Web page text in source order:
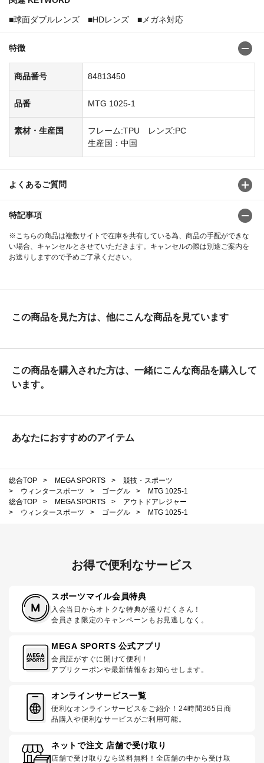
■球面ダブルレンズ ■HDレンズ ■メガネ対応
特徴
商品番号 84813450
品番 MTG 1025-1
素材・生産国
フレーム:TPU レンズ:PC
生産国：中国
よくあるご質問
特記事項
※こちらの商品は複数サイトで在庫を共有している為、商品の手配ができな
い場合、キャンセルとさせていただきます。キャンセルの際は別途ご案内を
お送りしますので予めご了承ください。
この商品を見た方は、他にこんな商品を見ています
この商品を購入された方は、一緒にこんな商品を購入して
います。
あなたにおすすめのアイテム
総合TOP > MEGA SPORTS >
競技・スポーツ
>
ウィンタースポーツ > ゴーグル >
MTG 1025-1
総合TOP
> MEGA SPORTS >
アウトドアレジャー
>
ウィンタースポーツ > ゴーグル > MTG 1025-1
お得で便利なサービス
スポーツマイル会員特典
入会当日からオトクな特典が盛りだくさん！
会員さま限定のキャンペーンもお見逃しなく。
MEGA SPORTS 公式アプリ
会員証がすぐに開けて便利！
アプリクーポンや最新情報をお知らせします。
オンラインサービス一覧
便利なオンラインサービスをご紹介！24時間365日商
品購入や便利なサービスがご利用可能。
ネットで注文 店舗で受け取り
店舗で受け取りなら送料無料！全店舗の中から受け取